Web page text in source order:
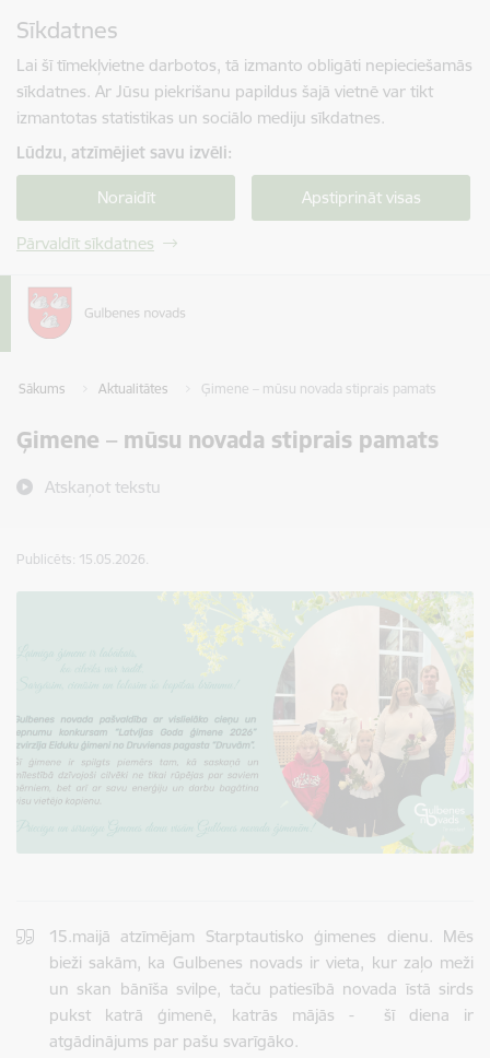
Sīkdatnes
Lai šī tīmekļvietne darbotos, tā izmanto obligāti nepieciešamās
sīkdatnes. Ar Jūsu piekrišanu papildus šajā vietnē var tikt
izmantotas statistikas un sociālo mediju sīkdatnes.
Lūdzu, atzīmējiet savu izvēli:
Noraidīt Apstiprināt visas
Pārvaldīt sīkdatnes
Sākums Aktualitātes Ģimene – mūsu novada stiprais pamats
Ģimene – mūsu novada stiprais pamats
Atskaņot tekstu
Publicēts: 15.05.2026.
15.maijā atzīmējam Starptautisko ģimenes dienu. Mēs
bieži sakām, ka Gulbenes novads ir vieta, kur zaļo meži
un skan bānīša svilpe, taču patiesībā novada īstā sirds
pukst katrā ģimenē, katrās mājās -
šī diena ir
atgādinājums par pašu svarīgāko.